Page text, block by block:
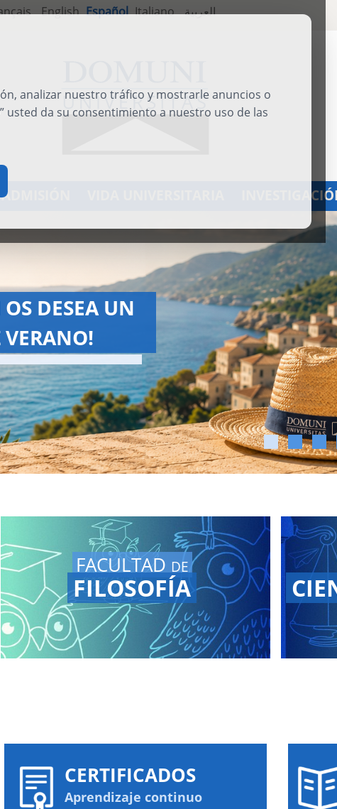
analizar nuestro tráfico y mostrarle anuncios o
usted da su consentimiento a nuestro uso de las
English Español Italiano العربية
ADMISIÓN
SUMMER
SCHOOL 2026
Summer School ha terminado!
a ver las Grandes Conferencias en
canal de YouTube.
FACULTAD DE
FILOSOFÍA
CERTIFICADOS
Aprendizaje continuo